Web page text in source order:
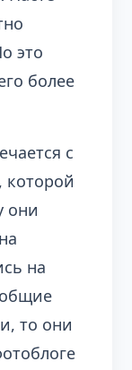
это
более
с
которой
они
на
то они